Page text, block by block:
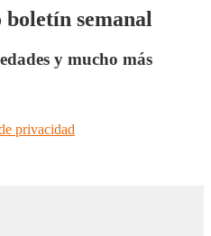
boletín semanal
y mucho más
privacidad